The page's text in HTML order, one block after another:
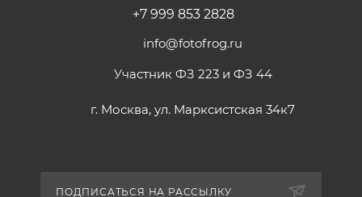
+7 999 853 2828
info@fotofrog.ru
Участник ФЗ 223 и ФЗ 44
г. Москва, ул. Марксистская 34к7
ПОДПИСАТЬСЯ НА РАССЫЛКУ